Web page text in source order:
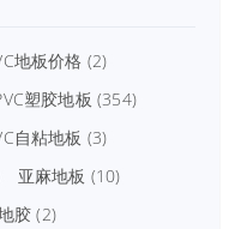
地板价格 (2)
塑胶地板 (354)
自粘地板 (3)
亚麻地板 (10)
胶 (2)